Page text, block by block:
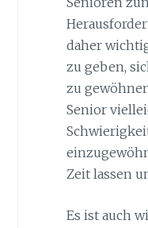
daher
zu geben,
zu
Senior
Zeit lassen
Es ist auch